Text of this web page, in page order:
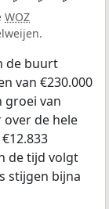
WOZ
de buurt
van €230.000
groei van
over de hele
de tijd volgt
stijgen bijna